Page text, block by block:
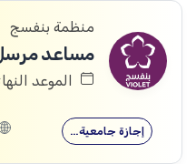
منظمة بنفسج
الموعد النهائي: 31/
إجازة جامعية…